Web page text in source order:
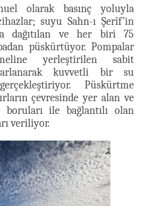
olarak basınç yoluyla
suyu Sahn-ı Şerîf’in
dağıtılan ve her biri 75
püskürtüyor. Pompalar
yerleştirilen sabit
kuvvetli bir su
Püskürtme
çevresinde yer alan ve
ile bağlantılı olan
veriliyor.